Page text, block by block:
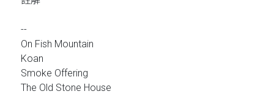
--
On Fish Mountain
Koan
Smoke Offering
The Old Stone House